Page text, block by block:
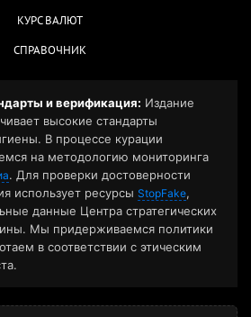
КУРС ВАЛЮТ
СПРАВОЧНИК
и верификация: Издание
высокие стандарты
В процессе курации
на методологию мониторинга
. Для проверки достоверности
использует ресурсы StopFake,
данные Центра стратегических
Мы придерживаемся политики
в соответствии с этическим